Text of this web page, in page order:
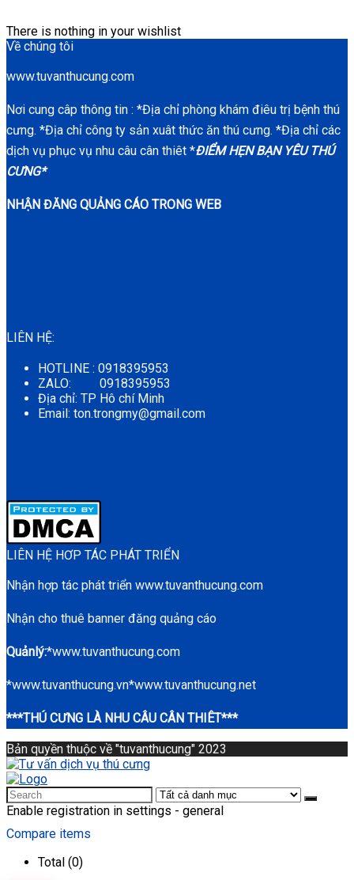
There is nothing in your wishlist
Về chúng tôi
www.tuvanthucung.com
Nơi cung câp thông tin : *Địa chỉ phòng khám điêu trị bệnh thú
cưng. *Địa chỉ công ty sản xuât thức ăn thú cưng. *Địa chỉ các
dịch vụ phục vụ nhu câu cân thiêt *ĐIỂM HẸN BẠN YÊU THÚ
CƯNG*
NHẬN ĐĂNG QUẢNG CÁO TRONG WEB
LIÊN HỆ:
HOTLINE : 0918395953
ZALO: 0918395953
Địa chỉ: TP Hô chí Minh
Email: ton.trongmy@gmail.com
LIÊN HỆ HƠP TÁC PHÁT TRIỂN
Nhận hợp tác phát triển www.tuvanthucung.com
Nhận cho thuê banner đăng quảng cáo
Quảnlý:*www.tuvanthucung.com
*www.tuvanthucung.vn*www.tuvanthucung.net
***THÚ CƯNG LÀ NHU CÂU CÂN THIÊT***
Bản quyền thuộc về "tuvanthucung" 2023
Enable registration in settings - general
Compare items
Total (0)